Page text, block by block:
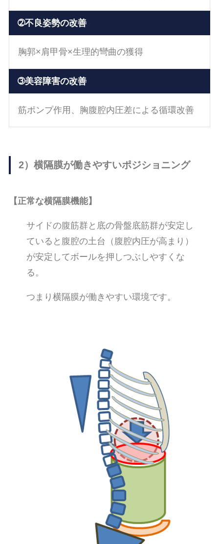
➁不良姿勢の改善
胸郭×肩甲骨×生理的彎曲の獲得
➂美容障害の改善
筋ポンプ作用、胸腹腔内圧差による循環改善
2）横隔膜が働きやすいポジショニング
【正常な横隔膜機能】
サイドの腹筋群と底の骨盤底筋群が安定し
ていると腹腔の土台（腹腔内圧が高まり）
が安定してボールを押しつぶしやすくな
る。
つまり横隔膜が働きやすい環境です。